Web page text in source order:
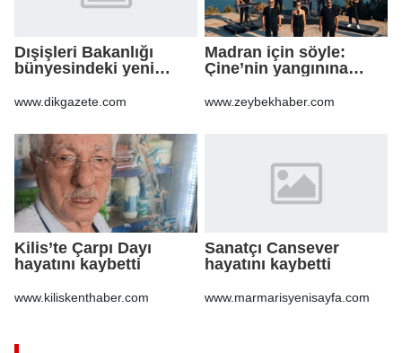
Dışişleri Bakanlığı
bünyesindeki yeni
Gazete'de
www.dikgazete.com
Madran için söyle:
Çine’nin yangınına
www.zeybekhaber.com
Kilis’te Çarpı Dayı
hayatını kaybetti
www.kiliskenthaber.com
Sanatçı Cansever
hayatını kaybetti
www.marmarisyenisayfa.com